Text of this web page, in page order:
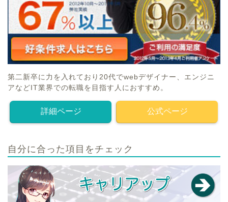
第二新卒に力を入れており20代でwebデザイナー、エンジニ
アなどIT業界での転職を目指す人におすすめ。
詳細ページ 公式ページ
自分に合った項目をチェック